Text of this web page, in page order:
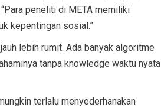
peneliti di META memiliki
kepentingan sosial.”
lebih rumit. Ada banyak algoritme
tanpa knowledge waktu nyata
terlalu menyederhanakan